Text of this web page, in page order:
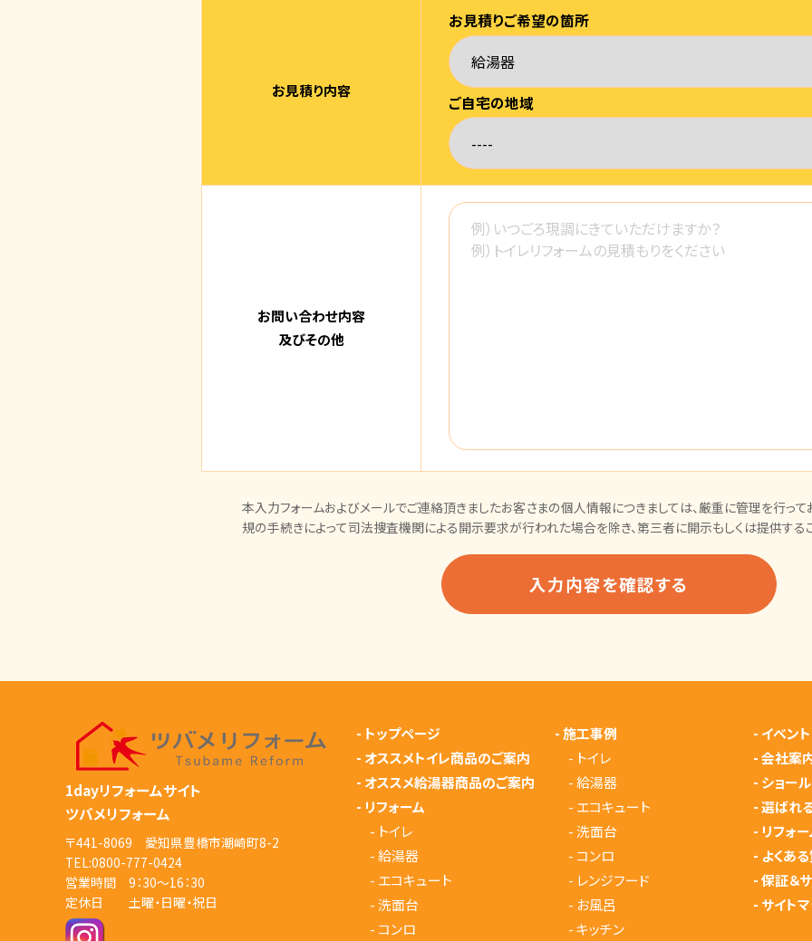
お見積り内容
お見積りご希望の箇所
ご自宅の地域
お問い合わせ内容
及びその他
本入力フォームおよびメールでご連絡頂きましたお客さまの個人情報につきましては、厳重に管理を行って
規の手続きによって司法捜査機関による開示要求が行われた場合を除き、第三者に開示もしくは提供する
1dayリフォームサイト
ツバメリフォーム
〒441-8069 愛知県豊橋市潮崎町8-2
TEL:0800-777-0424
営業時間 9：30～16：30
定休日 土曜・日曜・祝日
- トップページ
- オススメトイレ商品のご案内
- オススメ給湯器商品のご案内
- リフォーム
- トイレ
-給湯器
- エコキュート
-洗面台
- コンロ
-施工事例
- トイレ
-給湯器
- エコキュート
-洗面台
- コンロ
- レンジフード
- お風呂
-キッチン
- イベン
-会社案
- ショー
-選ばれ
- リフォ
- よくあ
-保証＆
- サイト